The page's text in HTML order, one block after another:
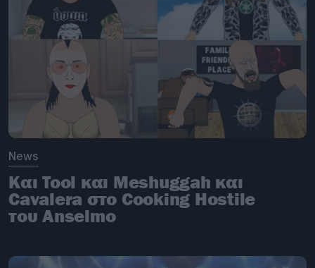
News
Και Tool και Meshuggah και
Cavalera στο Cooking Hostile
του Anselmo